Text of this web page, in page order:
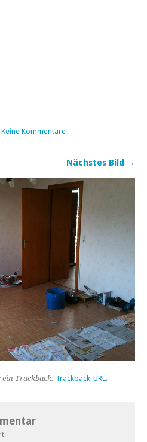
Keine Kommentare
Nächstes Bild →
ein Trackback: Trackback-URL.